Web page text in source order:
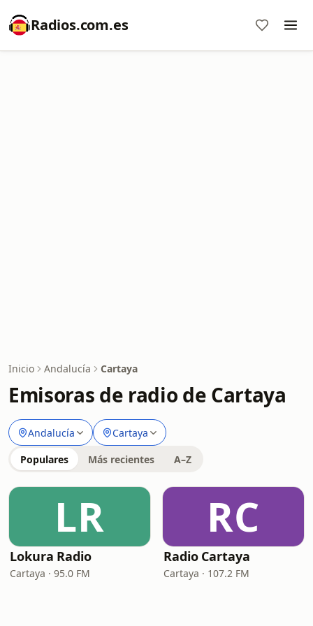
Radios.com.es
Inicio Andalucía Cartaya
Emisoras de radio de Cartaya
Andalucía Cartaya
Populares Más recientes A–Z
LR
Lokura Radio
Cartaya · 95.0 FM
RC
Radio Cartaya
Cartaya · 107.2 FM